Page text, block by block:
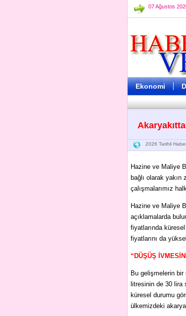
07 Ağustos
Ekonomi
2026 Tarihli
Hazine ve Maliye
bağlı olarak
çalışmalarımız
Hazine ve Maliye
açıklamalarda
fiyatlarında
fiyatlarını da
“DÜŞÜŞ
Bu gelişmelerin bir
litresinin de 30
küresel durumu
ülkemizdeki